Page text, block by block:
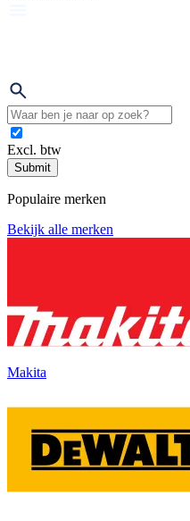
Excl. btw
Submit
Populaire merken
Bekijk alle merken
Makita